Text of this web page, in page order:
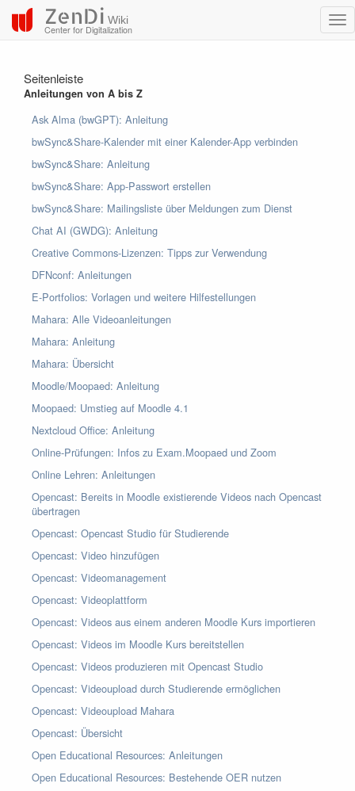
ZenDi Wiki
Center for Digitalization
Seitenleiste
Anleitungen von A bis Z
Ask Alma (bwGPT): Anleitung
bwSync&Share-Kalender mit einer Kalender-App verbinden
bwSync&Share: Anleitung
bwSync&Share: App-Passwort erstellen
bwSync&Share: Mailingsliste über Meldungen zum Dienst
Chat AI (GWDG): Anleitung
Creative Commons-Lizenzen: Tipps zur Verwendung
DFNconf: Anleitungen
E-Portfolios: Vorlagen und weitere Hilfestellungen
Mahara: Alle Videoanleitungen
Mahara: Anleitung
Mahara: Übersicht
Moodle/Moopaed: Anleitung
Moopaed: Umstieg auf Moodle 4.1
Nextcloud Office: Anleitung
Online-Prüfungen: Infos zu Exam.Moopaed und Zoom
Online Lehren: Anleitungen
Opencast: Bereits in Moodle existierende Videos nach Opencast
übertragen
Opencast: Opencast Studio für Studierende
Opencast: Video hinzufügen
Opencast: Videomanagement
Opencast: Videoplattform
Opencast: Videos aus einem anderen Moodle Kurs importieren
Opencast: Videos im Moodle Kurs bereitstellen
Opencast: Videos produzieren mit Opencast Studio
Opencast: Videoupload durch Studierende ermöglichen
Opencast: Videoupload Mahara
Opencast: Übersicht
Open Educational Resources: Anleitungen
Open Educational Resources: Bestehende OER nutzen